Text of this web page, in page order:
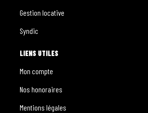
Gestion locative
Syndic
LIENS UTILES
Mon compte
Nos honoraires
Mentions légales